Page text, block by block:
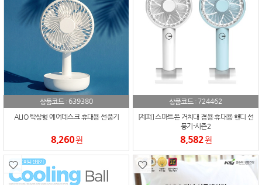
상품코드 : 639380
ALIO 탁상형 에어데스크 휴대용 선풍기
8,260원
상품코드 : 724462
[제퍼] 스마트폰 거치대 겸용 휴대용 핸디 선
풍기-시즌2
8,582원